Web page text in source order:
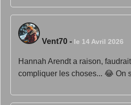
Vent70 - le 14 Avril 2026
Hannah Arendt a raison,
compliquer les choses... 😂 On